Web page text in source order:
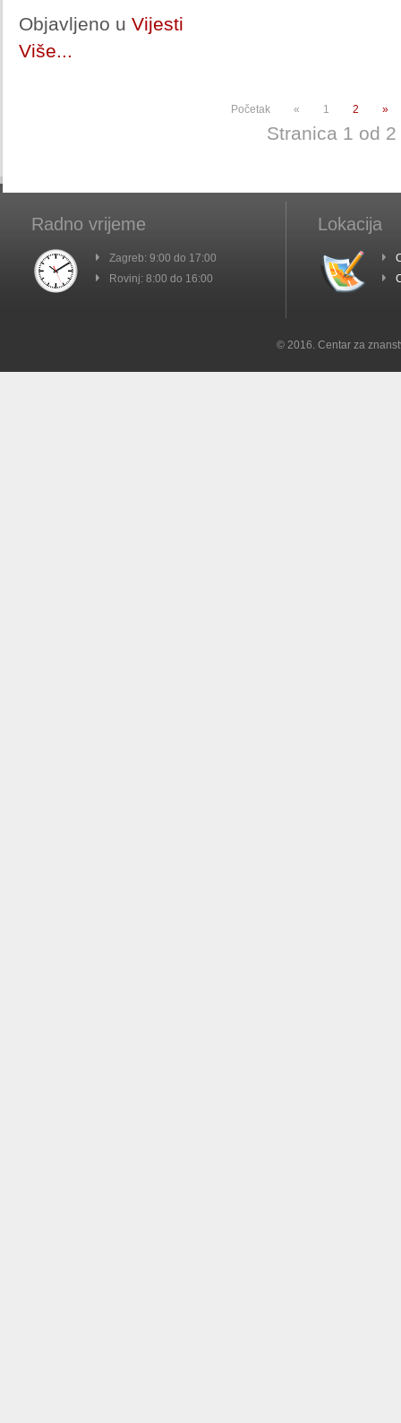
Objavljeno u Vijesti
Više...
Početak « 1 2 »
Stranica 1 od 2
Radno vrijeme
Zagreb: 9:00 do 17:00
Rovinj: 8:00 do 16:00
Lokacija
© 2016. Centar za